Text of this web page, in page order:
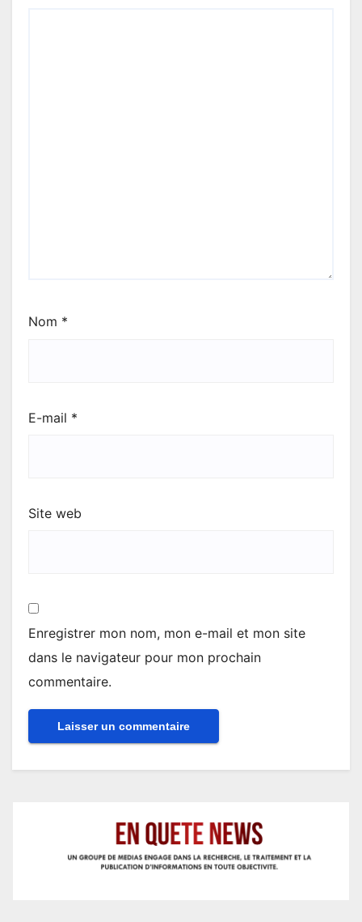
Nom *
E-mail *
Site web
Enregistrer mon nom, mon e-mail et mon site
dans le navigateur pour mon prochain
commentaire.